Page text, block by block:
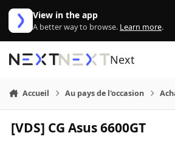
Aller au contenu
View in the app
A better way to browse. Learn more.
Next
Accueil Au pays de l'occasion
[VDS] CG Asus 6600GT